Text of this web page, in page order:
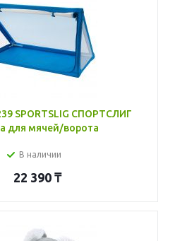
SPORTSLIG СПОРТСЛИГ
для мячей/ворота
В наличии
22 390 ₸